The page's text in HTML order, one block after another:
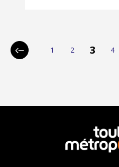
p
i
t
Page
Page
1 Page
2 Page
3 4
En